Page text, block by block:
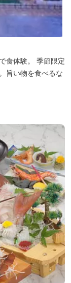
食体験。 季節限定
旨い物を食べるな